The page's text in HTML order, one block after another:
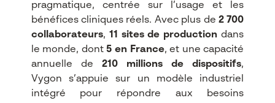
pragmatique, centrée sur l’usage et les
bénéfices cliniques réels. Avec plus de 2 700
collaborateurs, 11 sites de production dans
le monde, dont5 en France, et une capacité
annuelle de 210 millions de dispositifs,
Vygon s’appuie sur un modèle industriel
intégré pour répondre aux besoins